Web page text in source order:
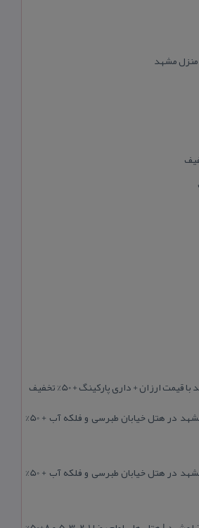
مشهد
ارزان + داری پارکینگ + 50% تخفیف
لیست هتل آپارتمان های مشهد در هتل خیابان طبرسی و فلکه آب + 50%
لیست هتل آپارتمان های مشهد در هتل خیابان طبرسی و فلکه آب + 50%